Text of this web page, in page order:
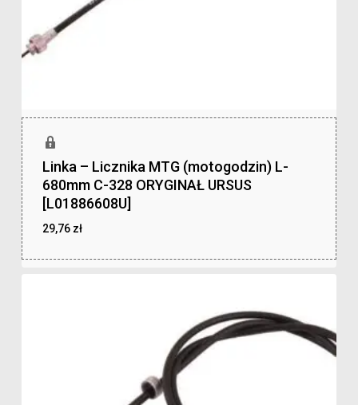
Linka – Licznika MTG (motogodzin) L-
680mm C-328 ORYGINAŁ URSUS
[L01886608U]
29,76 zł